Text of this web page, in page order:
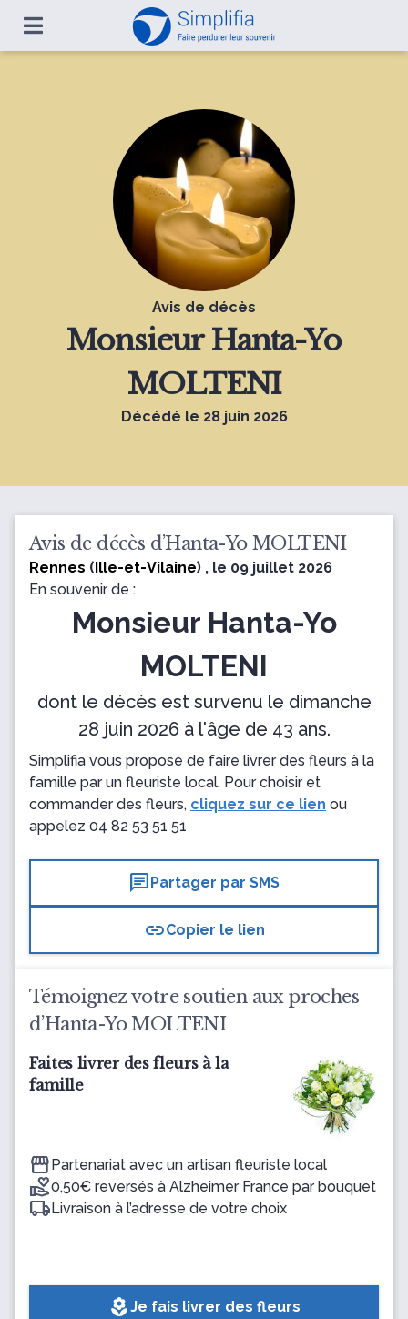
Avis de décès
MonsieurHanta-Yo
MOLTENI
Décédé le 28 juin 2026
Avis de décès d’Hanta-Yo MOLTENI
Rennes (Ille-et-Vilaine) , le 09 juillet 2026
En souvenir de :
Monsieur Hanta-Yo
MOLTENI
dont le décès est survenu le dimanche
28 juin 2026 à l'âge de 43 ans.
Simplifia vous propose de faire livrer des fleurs à la
famille par un fleuriste local. Pour choisir et
commander des fleurs, cliquez sur ce lien ou
appelez 04 82 53 51 51
chatPartager par SMS
linkCopier le lien
Témoignez votre soutien aux proches
d’Hanta-Yo MOLTENI
Faites livrer des fleurs à la
famille
Partenariat avec un artisan fleuriste local
0,50€ reversés à Alzheimer France par bouquet
Livraison à l’adresse de votre choix
local_floristJe fais livrer des fleurs